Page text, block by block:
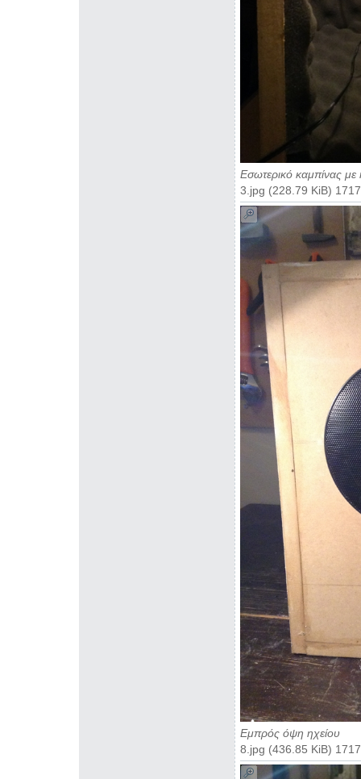
Εσωτερικό καμπίνας με
3.jpg (228.79 KiB)
Εμπρός όψη ηχείου
8.jpg (436.85 KiB)